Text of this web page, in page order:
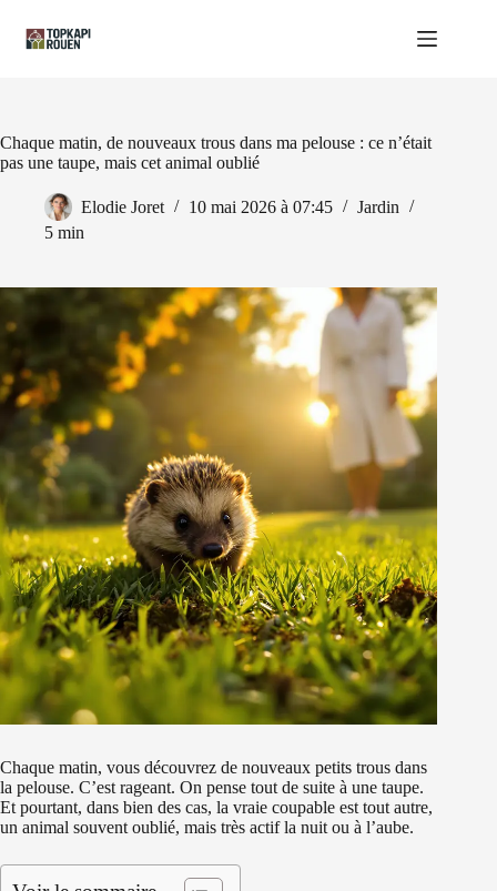
contenu
Chaque matin, de nouveaux trous dans ma pelouse : ce n’était
pas une taupe, mais cet animal oublié
Elodie Joret 10 mai 2026 à 07:45
Jardin
5 min
Chaque matin, vous découvrez de nouveaux petits trous dans
la pelouse. C’est rageant. On pense tout de suite à une taupe.
Et pourtant, dans bien des cas, la vraie coupable est tout autre,
un animal souvent oublié, mais très actif la nuit ou à l’aube.